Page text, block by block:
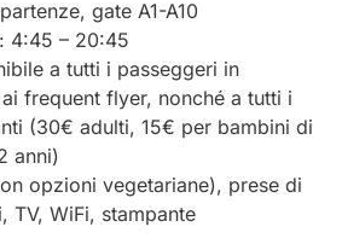
gate A1-A10
: 4:45 – 20:45
a tutti i passeggeri in
frequent flyer, nonché a tutti i
(30€ adulti, 15€ per bambini di
anni)
opzioni vegetariane), prese di
TV, WiFi, stampante